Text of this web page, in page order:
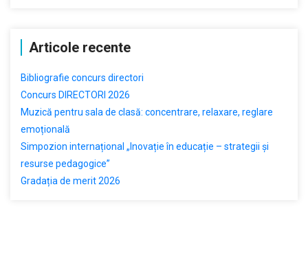
Articole recente
Bibliografie concurs directori
Concurs DIRECTORI 2026
Muzică pentru sala de clasă: concentrare, relaxare, reglare
emoțională
Simpozion internațional „Inovație în educație – strategii și
resurse pedagogice”
Gradația de merit 2026